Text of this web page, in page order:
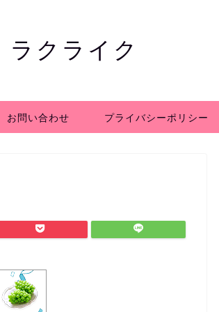
ラクライク
お問い合わせ プライバシーポリシー